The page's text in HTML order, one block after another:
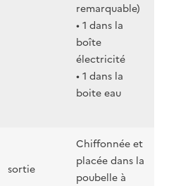
remarquable)
• 1 dans la
boîte
électricité
• 1 dans la
boite eau
sortie
Chiffonnée et
placée dans la
poubelle à